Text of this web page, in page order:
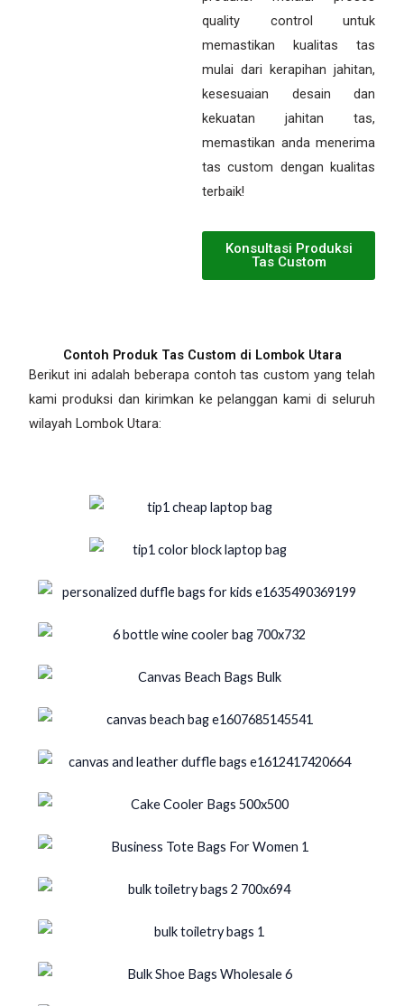
quality control untuk
memastikan kualitas tas
mulai dari kerapihan jahitan,
kesesuaian desain dan
kekuatan jahitan tas,
memastikan anda menerima
tas custom dengan kualitas
terbaik!
Konsultasi Produksi
Tas Custom
Contoh Produk Tas Custom di Lombok Utara
Berikut ini adalah beberapa contoh tas custom yang telah
kami produksi dan kirimkan ke pelanggan kami di seluruh
wilayah Lombok Utara: